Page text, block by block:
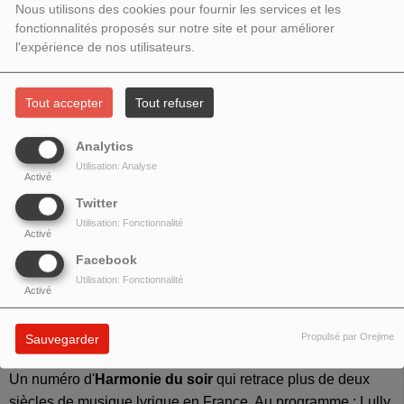
Nous utilisons des cookies pour fournir les services et les
fonctionnalités proposés sur notre site et pour améliorer
l'expérience de nos utilisateurs.
Tout accepter Tout refuser
Analytics
Activé
Utilisation: Analyse
Twitter
Activé
Utilisation: Fonctionnalité
Facebook
Activé
Utilisation: Fonctionnalité
Sauvegarder Propulsé par Orejime
FRANCE : DE LULLY À PELLÉAS
HARMONIE DU SOIR # 92 / L'OPÉRA EN FRANCE : DE
Un numéro d'Harmonie du soir qui retrace plus de deux